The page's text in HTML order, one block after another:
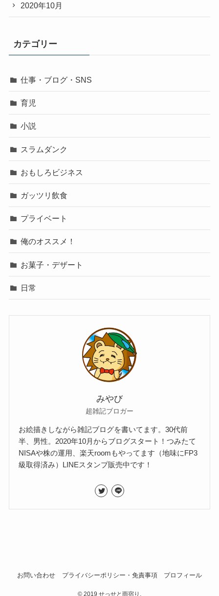
2020年10月
カテゴリー
仕事・ブログ・SNS
育児
小説
スラムダンク
おもしろビジネス
ガッツリ飲食
プライベート
俺のオススメ！
お菓子・デザート
日常
みやび
超雑記ブロガー
お絵描きしながら雑記ブログを書いてます。30代前
半、男性。2020年10月からブログスタート！つみたて
NISAや株の運用、楽天roomもやってます（地味にFP3
級取得済み）LINEスタンプ販売中です！
お問い合わせ プライバシーポリシー・免責事項 プロフィール
© 2019 せっせと雨宿り.